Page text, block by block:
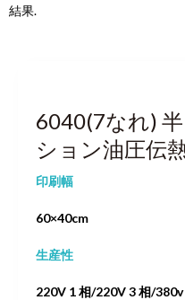
結果.
6040(7なれ)
ション油圧伝
印刷幅
60×40cm
生産性
220V 1 相/220V 3 相/380v